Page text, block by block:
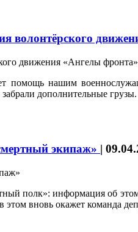
волонтёрского
помощь нашим
дополнительные
экипаж» |
полк»: информация об
вновь окажет команда